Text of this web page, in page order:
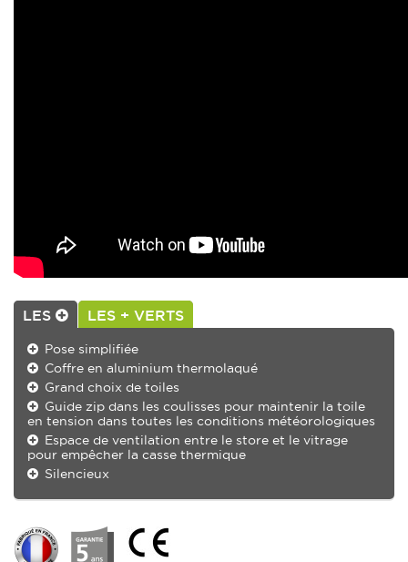
LES LES + VERTS
Pose simplifiée
Coffre en aluminium thermolaqué
Grand choix de toiles
Guide zip dans les coulisses pour maintenir la toile
en tension dans toutes les conditions météorologiques
Espace de ventilation entre le store et le vitrage
pour empêcher la casse thermique
Silencieux